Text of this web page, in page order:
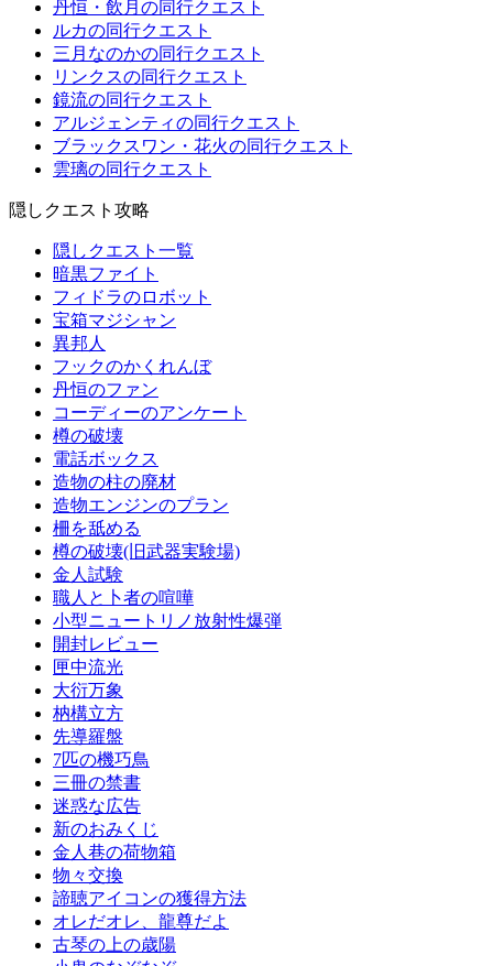
丹恒・飲月の同行クエスト
ルカの同行クエスト
三月なのかの同行クエスト
リンクスの同行クエスト
鏡流の同行クエスト
アルジェンティの同行クエスト
ブラックスワン・花火の同行クエスト
雲璃の同行クエスト
隠しクエスト攻略
隠しクエスト一覧
暗黒ファイト
フィドラのロボット
宝箱マジシャン
異邦人
フックのかくれんぼ
丹恒のファン
コーディーのアンケート
樽の破壊
電話ボックス
造物の柱の廃材
造物エンジンのプラン
柵を舐める
樽の破壊(旧武器実験場)
金人試験
職人と卜者の喧嘩
小型ニュートリノ放射性爆弾
開封レビュー
匣中流光
大衍万象
枘構立方
先導羅盤
7匹の機巧鳥
三冊の禁書
迷惑な広告
新のおみくじ
金人巷の荷物箱
物々交換
諦聴アイコンの獲得方法
オレだオレ、龍尊だよ
古琴の上の歳陽